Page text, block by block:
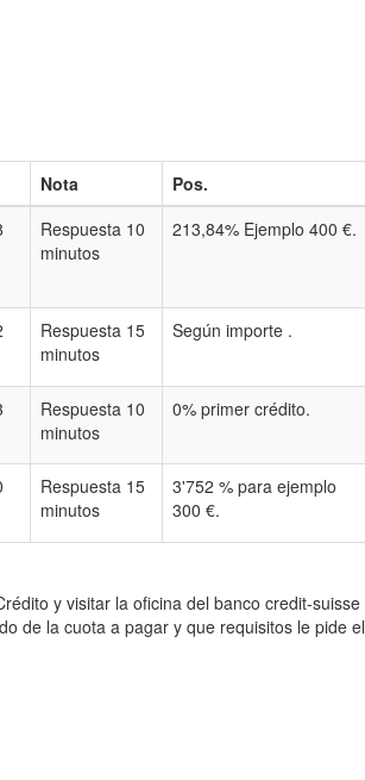
Nota Pos.
Respuesta 10
minutos
213,84% Ejemplo 400 €.
Respuesta 15
minutos
Según importe .
Respuesta 10
minutos
0% primer crédito.
Respuesta 15
minutos
3'752 % para ejemplo
300 €.
y visitar la oficina del banco credit-suisse
de la cuota a pagar y que requisitos le pide el